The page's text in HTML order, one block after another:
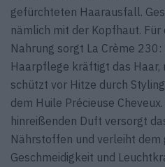
gefürchteten Haarausfall.
nämlich mit der Kopfhaut. Für
Nahrung sorgt La Crème
Haarpflege kräftigt das Haar,
schützt vor Hitze durch
dem Huile Précieuse
hinreißenden Duft versorgt
Nährstoffen und verleiht
Geschmeidigkeit und